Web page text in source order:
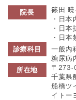
院長
篠田 暁
・日
・日
・日
診療科目
一般内
糖尿病
所在地
〒273-
千葉県
船橋ツ
イトー